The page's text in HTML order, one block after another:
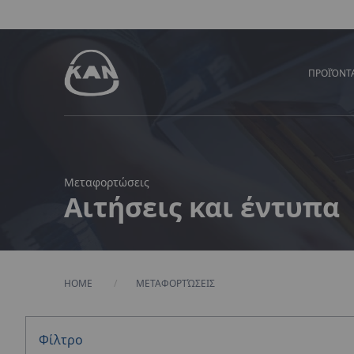
Μεταφορτώσεις
Αιτήσεις και έντυπα
HOME ΜΕΤΑΦΟΡΤΏΣΕΙΣ
Φίλτρο